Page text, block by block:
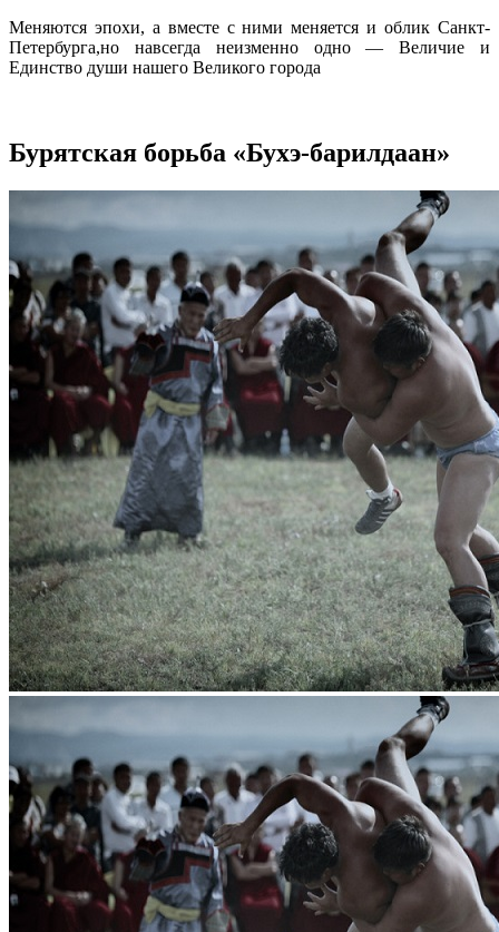
Меняются эпохи, а вместе с ними меняется и облик Санкт-
Петербурга,но навсегда неизменно одно — Величие и
Единство души нашего Великого города
Бурятская борьба «Бухэ-барилдаан»